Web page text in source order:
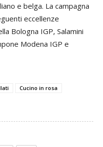
e belga. La campagna
eccellenze
Bologna IGP, Salamini
Modena IGP e
Cucino in rosa